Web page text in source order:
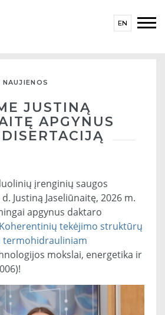
EN
JUSTINĄ
APGYNUS
įrenginių saugos
Justiną Jaseliūnaitę, 2026 m.
apgynus daktaro
Koherentinių tekėjimo struktūrų
termohidrauliniam
mokslai, energetika ir